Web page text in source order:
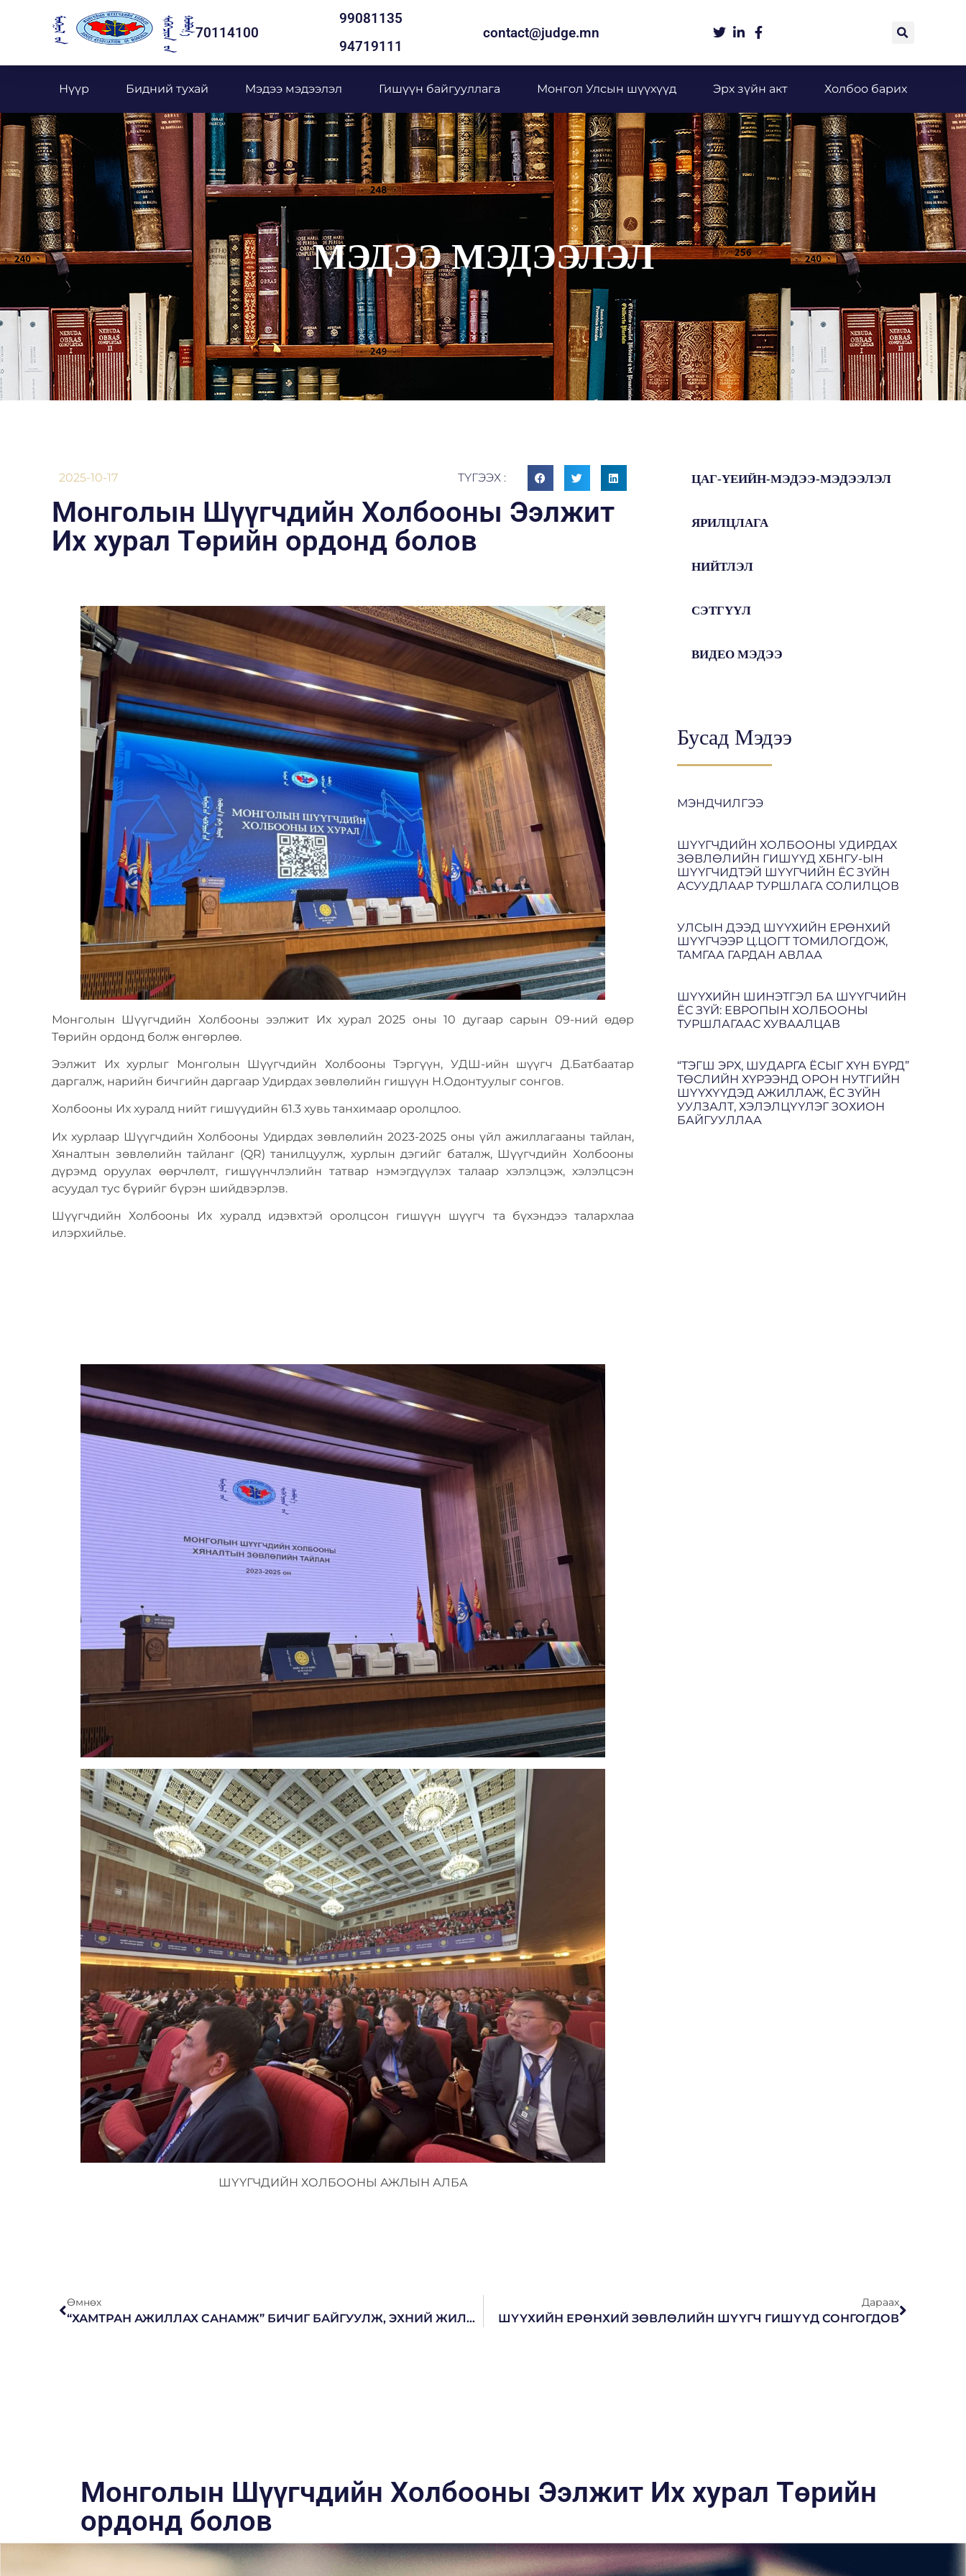
70114100
99081135
94719111
contact@judge.mn
Нүүр Бидний тухай Мэдээ мэдээлэл Гишүүн байгууллага Монгол Улсын шүүхүүд Эрх зүйн акт Холбоо барих
МЭДЭЭ МЭДЭЭЛЭЛ
2025-10-17 ТҮГЭЭХ :
Монголын Шүүгчдийн Холбооны Ээлжит
Их хурал Төрийн ордонд болов
Монголын Шүүгчдийн Холбооны ээлжит Их хурал 2025 оны 10 дугаар сарын 09-ний өдөр
Төрийн ордонд болж өнгөрлөө.
Ээлжит Их хурлыг Монголын Шүүгчдийн Холбооны Тэргүүн, УДШ-ийн шүүгч Д.Батбаатар
даргалж, нарийн бичгийн даргаар Удирдах зөвлөлийн гишүүн Н.Одонтуулыг сонгов.
Холбооны Их хуралд нийт гишүүдийн 61.3 хувь танхимаар оролцлоо.
Их хурлаар Шүүгчдийн Холбооны Удирдах зөвлөлийн 2023-2025 оны үйл ажиллагааны тайлан,
Хяналтын зөвлөлийн тайланг (QR) танилцуулж, хурлын дэгийг баталж, Шүүгчдийн Холбооны
дүрэмд оруулах өөрчлөлт, гишүүнчлэлийн татвар нэмэгдүүлэх талаар хэлэлцэж, хэлэлцсэн
асуудал тус бүрийг бүрэн шийдвэрлэв.
Шүүгчдийн Холбооны Их хуралд идэвхтэй оролцсон гишүүн шүүгч та бүхэндээ талархлаа
илэрхийлье.
ШҮҮГЧДИЙН ХОЛБООНЫ АЖЛЫН АЛБА
ЦАГ-ҮЕИЙН-МЭДЭЭ-МЭДЭЭЛЭЛ
ЯРИЛЦЛАГА
НИЙТЛЭЛ
СЭТГҮҮЛ
ВИДЕО МЭДЭЭ
Бусад Мэдээ
МЭНДЧИЛГЭЭ
ШҮҮГЧДИЙН ХОЛБООНЫ УДИРДАХ
ЗӨВЛӨЛИЙН ГИШҮҮД ХБНГУ-ЫН
ШҮҮГЧИДТЭЙ ШҮҮГЧИЙН ЁС ЗҮЙН
АСУУДЛААР ТУРШЛАГА СОЛИЛЦОВ
УЛСЫН ДЭЭД ШҮҮХИЙН ЕРӨНХИЙ
ШҮҮГЧЭЭР Ц.ЦОГТ ТОМИЛОГДОЖ,
ТАМГАА ГАРДАН АВЛАА
ШҮҮХИЙН ШИНЭТГЭЛ БА ШҮҮГЧИЙН
ЁС ЗҮЙ: ЕВРОПЫН ХОЛБООНЫ
ТУРШЛАГААС ХУВААЛЦАВ
“ТЭГШ ЭРХ, ШУДАРГА ЁСЫГ ХҮН БҮРД”
ТӨСЛИЙН ХҮРЭЭНД ОРОН НУТГИЙН
ШҮҮХҮҮДЭД АЖИЛЛАЖ, ЁС ЗҮЙН
УУЛЗАЛТ, ХЭЛЭЛЦҮҮЛЭГ ЗОХИОН
БАЙГУУЛЛАА
Өмнөх
“ХАМТРАН АЖИЛЛАХ САНАМЖ” БИЧИГ БАЙГУУЛЖ, ЭХНИЙ ЖИЛИЙН АЖЛЫН ТӨЛӨВЛӨГӨӨНИЙ ТАЛААР САНАЛ СОЛИЛЦОВ.
Дараах
ШҮҮХИЙН ЕРӨНХИЙ ЗӨВЛӨЛИЙН ШҮҮГЧ ГИШҮҮД СОНГОГДОВ
Монголын Шүүгчдийн Холбооны Ээлжит Их хурал Төрийн
ордонд болов